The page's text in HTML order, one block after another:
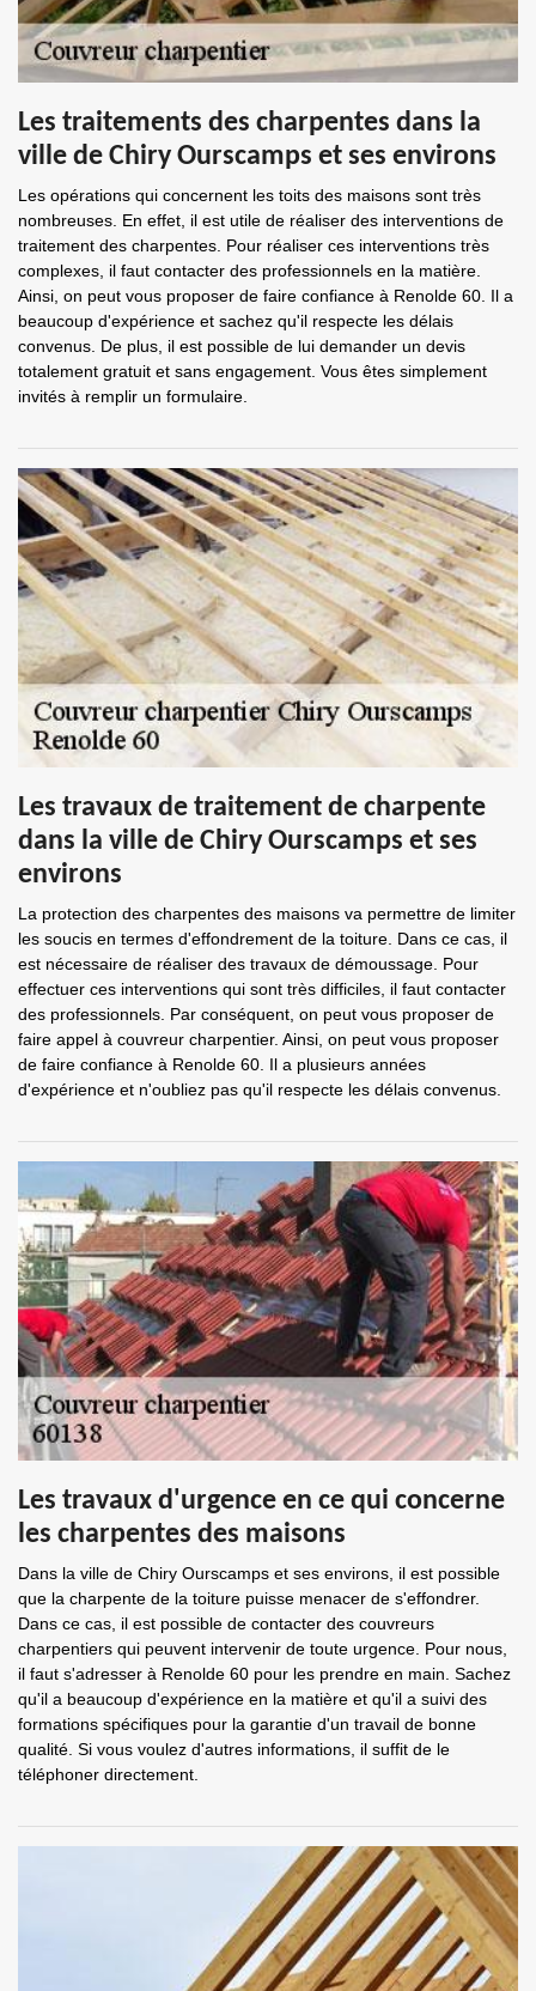
Les traitements des charpentes dans la
ville de Chiry Ourscamps et ses environs
Les opérations qui concernent les toits des maisons sont très
nombreuses. En effet, il est utile de réaliser des interventions de
traitement des charpentes. Pour réaliser ces interventions très
complexes, il faut contacter des professionnels en la matière.
Ainsi, on peut vous proposer de faire confiance à Renolde 60. Il a
beaucoup d'expérience et sachez qu'il respecte les délais
convenus. De plus, il est possible de lui demander un devis
totalement gratuit et sans engagement. Vous êtes simplement
invités à remplir un formulaire.
Les travaux de traitement de charpente
dans la ville de Chiry Ourscamps et ses
environs
La protection des charpentes des maisons va permettre de limiter
les soucis en termes d'effondrement de la toiture. Dans ce cas, il
est nécessaire de réaliser des travaux de démoussage. Pour
effectuer ces interventions qui sont très difficiles, il faut contacter
des professionnels. Par conséquent, on peut vous proposer de
faire appel à couvreur charpentier. Ainsi, on peut vous proposer
de faire confiance à Renolde 60. Il a plusieurs années
d'expérience et n'oubliez pas qu'il respecte les délais convenus.
Les travaux d'urgence en ce qui concerne
les charpentes des maisons
Dans la ville de Chiry Ourscamps et ses environs, il est possible
que la charpente de la toiture puisse menacer de s'effondrer.
Dans ce cas, il est possible de contacter des couvreurs
charpentiers qui peuvent intervenir de toute urgence. Pour nous,
il faut s'adresser à Renolde 60 pour les prendre en main. Sachez
qu'il a beaucoup d'expérience en la matière et qu'il a suivi des
formations spécifiques pour la garantie d'un travail de bonne
qualité. Si vous voulez d'autres informations, il suffit de le
téléphoner directement.